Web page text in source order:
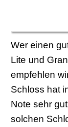
Wer einen
Lite und
empfehlen
Schloss hat
Note sehr
solchen